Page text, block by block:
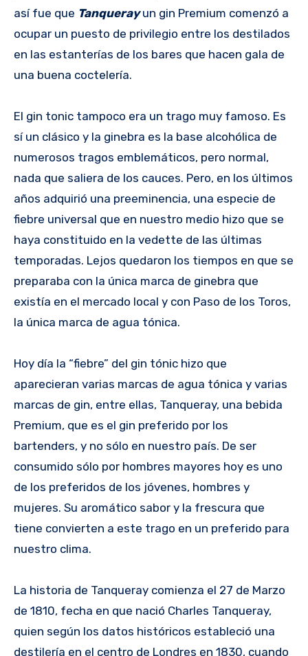
así fue que Tanquerayun gin Premium comenzó a
ocupar un puesto de privilegio entre los destilados
en las estanterías de los bares que hacen gala de
una buena coctelería.
El gin tonic tampoco era un trago muy famoso. Es
sí un clásico y la ginebra es la base alcohólica de
numerosos tragos emblemáticos, pero normal,
nada que saliera de los cauces. Pero, en los últimos
años adquirió una preeminencia, una especie de
fiebre universal que en nuestro medio hizo que se
haya constituido en la vedette de las últimas
temporadas. Lejos quedaron los tiempos en que se
preparaba con la única marca de ginebra que
existía en el mercado local y con Paso de los Toros,
la única marca de agua tónica.
Hoy día la “fiebre” del gin tónic hizo que
aparecieran varias marcas de agua tónica y varias
marcas de gin, entre ellas, Tanqueray, una bebida
Premium, que es el gin preferido por los
bartenders, y no sólo en nuestro país. De ser
consumido sólo por hombres mayores hoy es uno
de los preferidos de los jóvenes, hombres y
mujeres. Su aromático sabor y la frescura que
tiene convierten a este trago en un preferido para
nuestro clima.
La historia de Tanqueray comienza el 27 de Marzo
de 1810, fecha en que nació Charles Tanqueray,
quien según los datos históricos estableció una
destilería en el centro de Londres en 1830, cuando